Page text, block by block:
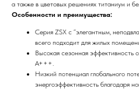
а также в цветовых решениях титаниум и
Особенности и преимущества:
Серия ZSX с “элегантным,
всего подходит для жилых
Высокая сезонная эффективность
А+++.
Низкий потенциал глобального
энергоэффективность благодаря